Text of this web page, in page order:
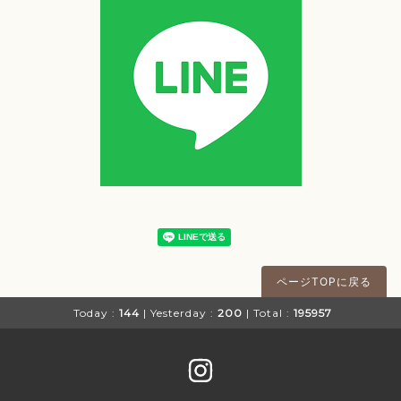
ページTOPに戻る
Today : 144 | Yesterday : 200 | Total : 195957